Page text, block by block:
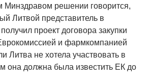
Минздравом решении говорится,
Литвой представитель в
проект договора закупки
и фармкомпанией
Литва не хотела участвовать в
она должна была известить ЕК до